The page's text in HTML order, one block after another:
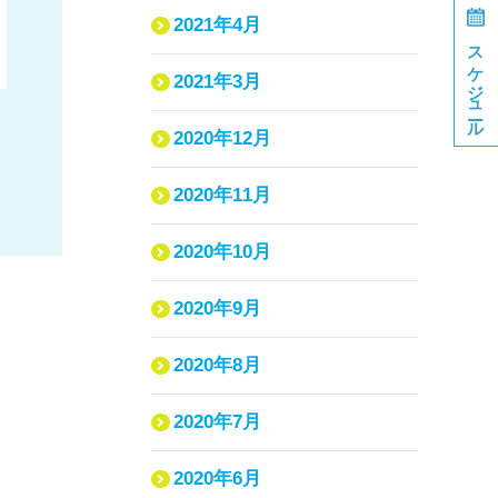
2021年4月
2021年3月
2020年12月
2020年11月
2020年10月
2020年9月
2020年8月
2020年7月
2020年6月
スケジュール